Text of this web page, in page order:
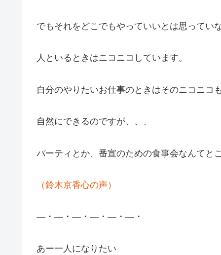
でもそれをどこでもやっていいとは思ってい
人といるときはニコニコしています。
自分のやりたいお仕事のときはそのニコニコも
自然にできるのですが、、、
パーティとか、番宣のための食事会なんてと
（鈴木京香心の声）
―・―・―・―・―・―・
あー一人になりたい